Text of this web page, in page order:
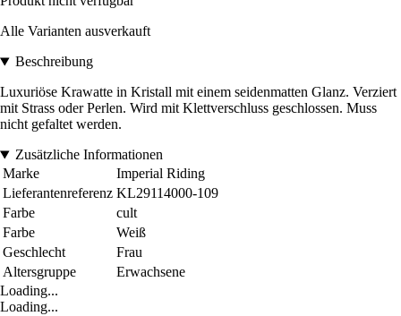
Alle Varianten ausverkauft
Beschreibung
Luxuriöse Krawatte in Kristall mit einem seidenmatten Glanz. Verziert
mit Strass oder Perlen. Wird mit Klettverschluss geschlossen. Muss
nicht gefaltet werden.
Zusätzliche Informationen
Marke
Imperial Riding
Lieferantenreferenz KL29114000-109
Farbe
cult
Farbe
Weiß
Geschlecht
Frau
Altersgruppe
Erwachsene
Loading...
Loading...